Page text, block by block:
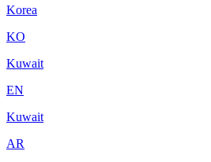
Korea
KO
Kuwait
EN
Kuwait
AR